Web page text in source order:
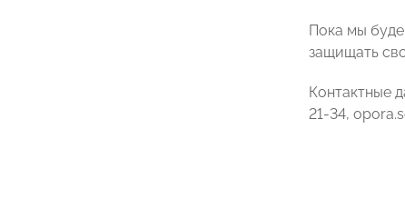
Пока мы
защищать
Контактные
21-34,